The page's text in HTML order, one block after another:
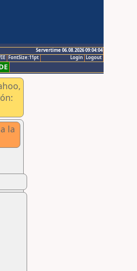
Servertime 06.08.2026 09:04:04
Logout
Login
FontSize:11pt
la